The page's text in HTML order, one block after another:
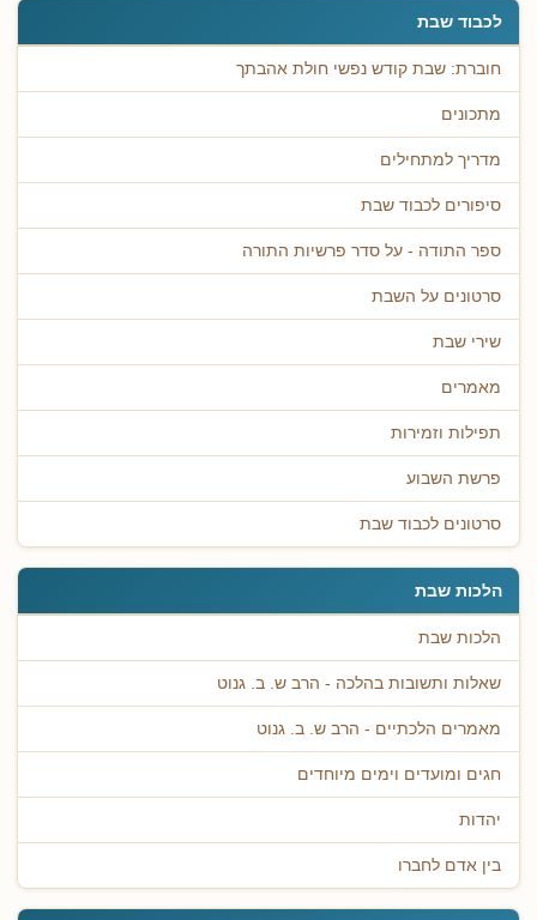
לכבוד שבת
חוברת: שבת קודש נפשי חולת אהבתך
מתכונים
מדריך למתחילים
סיפורים לכבוד שבת
ספר התודה - על סדר פרשיות התורה
סרטונים על השבת
שירי שבת
מאמרים
תפילות וזמירות
פרשת השבוע
סרטונים לכבוד שבת
הלכות שבת
הלכות שבת
שאלות ותשובות בהלכה - הרב ש. ב. גנוט
מאמרים הלכתיים - הרב ש. ב. גנוט
חגים ומועדים וימים מיוחדים
יהדות
בין אדם לחברו